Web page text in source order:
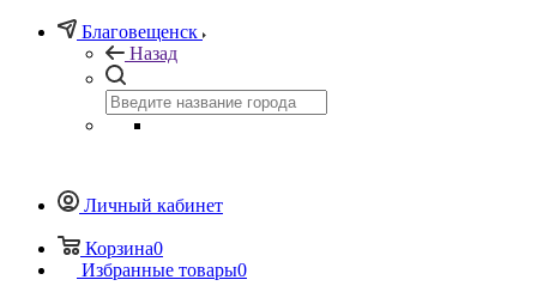
Благовещенск
Назад
Личный кабинет
Корзина0
Избранные товары0